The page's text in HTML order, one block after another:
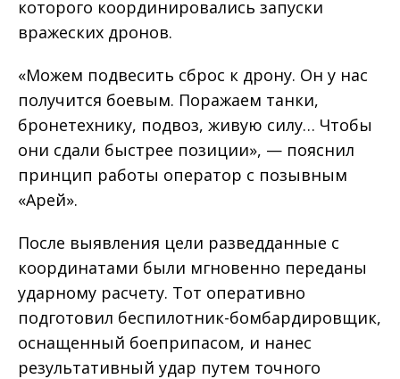
которого координировались запуски
вражеских дронов.
«Можем подвесить сброс к дрону. Он у нас
получится боевым. Поражаем танки,
бронетехнику, подвоз, живую силу… Чтобы
они сдали быстрее позиции», — пояснил
принцип работы оператор с позывным
«Арей».
После выявления цели разведданные с
координатами были мгновенно переданы
ударному расчету. Тот оперативно
подготовил беспилотник-бомбардировщик,
оснащенный боеприпасом, и нанес
результативный удар путем точного